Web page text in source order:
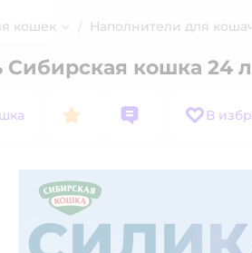
кошек Наполнители для
Сибирская кошка 24
В